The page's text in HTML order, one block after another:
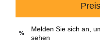
%
Melden Sie sich an,
sehen